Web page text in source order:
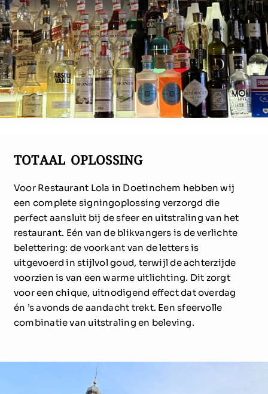
Over ons
Contact
TOTAAL OPLOSSING
Voor Restaurant Lola in Doetinchem hebben wij
een complete signingoplossing verzorgd die
perfect aansluit bij de sfeer en uitstraling van het
restaurant. Eén van de blikvangers is de verlichte
belettering: de voorkant van de letters is
uitgevoerd in stijlvol goud, terwijl de achterzijde
voorzien is van een warme uitlichting. Dit zorgt
voor een chique, uitnodigend effect dat overdag
én ’s avonds de aandacht trekt. Een sfeervolle
combinatie van uitstraling en beleving.